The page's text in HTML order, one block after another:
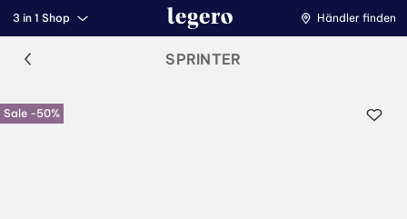
3 in 1 Shop Händler finden
SPRINTER
Sale -50%